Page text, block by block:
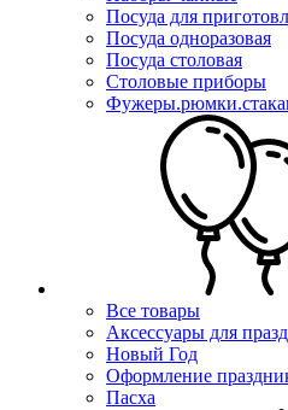
Посуда для
Посуда одноразовая
Посуда столовая
Столовые приборы
Все товары
Аксессуары для
Новый Год
Оформление
Пасха